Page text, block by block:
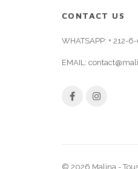
CONTACT US
WHATSAPP: + 212-
EMAIL:
© 2026 Malina -